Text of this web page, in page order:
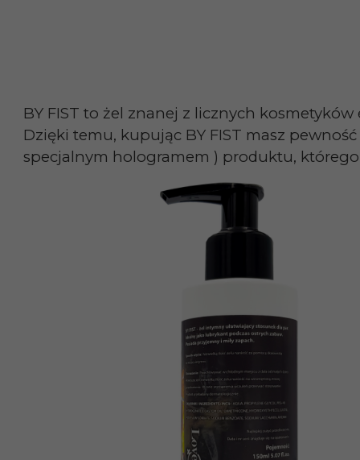
BY FIST to żel znanej z licznych
Dzięki temu, kupując BY FIST masz
specjalnym hologramem ) produktu,